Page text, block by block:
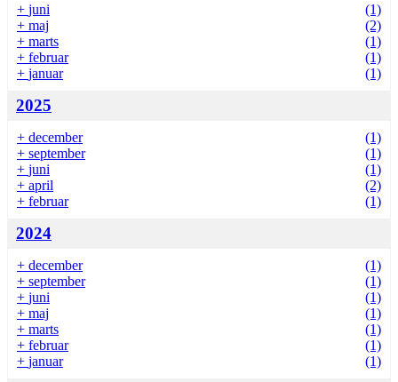
+ juni
(1)
+ maj
(2)
+ marts
(1)
+ februar
(1)
+ januar (1)
2025
+ december
(1)
+ september
(1)
+ juni
(1)
+ april
(2)
+ februar (1)
2024
+ december
(1)
+ september
(1)
+ juni
(1)
+ maj
(1)
+ marts
(1)
+ februar
(1)
+ januar (1)